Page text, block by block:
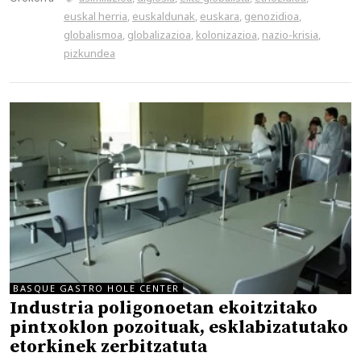
euskal herria, euskaldunak, euskara, genozidioa,
globalismoa, globalizazioa, kolonizazioa, nazio-krisia,
pizkundea
BASQUE GASTRO HOLE CENTER
Industria poligonoetan ekoitzitako
pintxoklon pozoituak, esklabizatutako
etorkinek zerbitzatuta